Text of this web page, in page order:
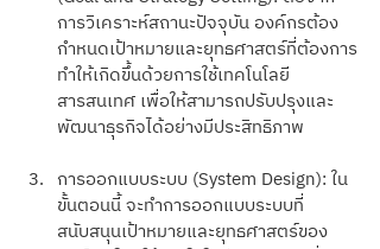
การวิเคราะห์สถานะปัจจุบัน องค์กรต้อง
กำหนดเป้าหมายและยุทธศาสตร์ที่ต้องการ
ทำให้เกิดขึ้นด้วยการใช้เทคโนโลยี
สารสนเทศ เพื่อให้สามารถปรับปรุงและ
พัฒนาธุรกิจได้อย่างมีประสิทธิภาพ
การออกแบบระบบ (System Design): ใน
ขั้นตอนนี้ จะทำการออกแบบระบบที่
สนับสนุนเป้าหมายและยุทธศาสตร์ของ